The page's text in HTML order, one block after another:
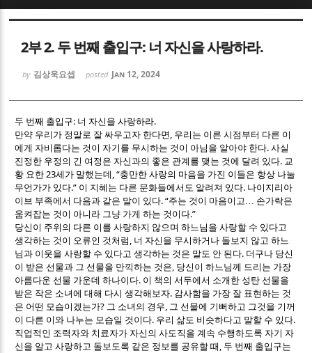
2부 2. 두 번째 출입구: 너 자신을 사랑하라.
by 김상욱요셉 posted Jan 12, 2024
두 번째 출입구: 너 자신을 사랑하라.
만약 우리가 정말로 잘 싸우고자 한다면 , 우리는 이른 시점부터 다른 이
에게 자비롭다는 것이 자기를 무시하는 것이 아님을 알아야 한다.사실
진정한 우정의 긴 여정은 자신과의 좋은 관계를 맺는 것에 달려 있다. 교
황 요한 23세가 말했는데 , “충만한 사랑의 마음을 가진 이들은 항상 나눌
무언가가 있다.” 이 지혜는 다른 문화들에서도 알려져 있다. 나이지리아
이브 부족에서 다음과 같은 말이 있다. “주는 것이 마음이고
손가락은
움켜잡는 것이 아니라 그냥 가게 하는 것이다.”
당신이 주위의 다른 이를 사랑하지 않으며 하느님을 사랑할 수 있다고
생각하는 것이 오류인 것처럼 , 너 자신을 무시하거나 돌보지 않고 하느
님과 이웃을 사랑할 수 있다고 생각하는 것은 말도 안 된다. 더구나 당신
이 받은 선물과 그 선물을 만끽하는 것은, 당신이 하느님께 드리는 가장
아름다운 선물 가운데 하나이다. 이 책의 서두에서 소개한 성탄 선물을
받은 작은 소녀에 대해 다시 생각해보자. 감사함을 가장 잘 표현하는 것
은 어떤 모습이겠는가? 그 소녀의 경우, 그 선물에 기뻐하고 그것을 기꺼
이 다른 이와 나누는 모습일 것이다. 우리 삶도 비슷하다고 말할 수 있다.
직업적인 조력자와 치료자가 자신의 사도직을 계속 수행하도록 자기 자
신을 알고 사랑하고 돌보도록 같은 정보를 공유할 때 , 두 번째 출입구는
Sketchbook5, 스케치북5
Sketchbook5, 스케치북5
Sketchbook5, 스케치북5
Sketchbook5, 스케치북5